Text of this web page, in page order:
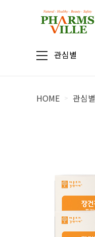
관심별
HOME > 관심별